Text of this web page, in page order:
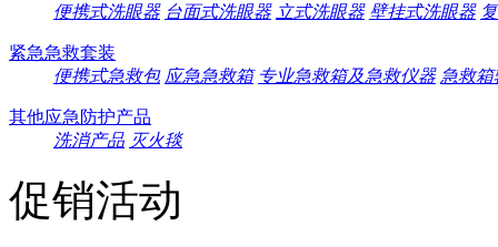
便携式洗眼器 台面式洗眼器 立式洗眼器 壁挂式洗眼器
紧急急救套装
便携式急救包 应急急救箱 专业急救箱及急救仪器 急救箱
其他应急防护产品
洗消产品 灭火毯
促销活动